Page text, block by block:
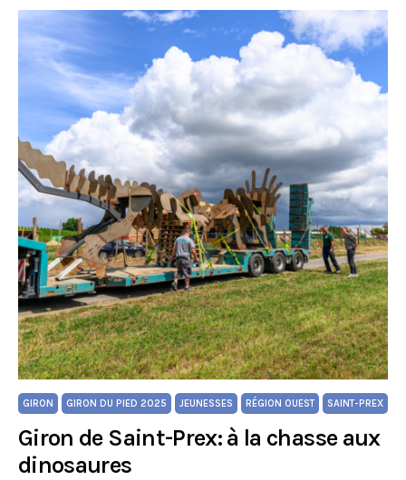
GIRON GIRON DU PIED 2025 JEUNESSES RÉGION OUEST SAINT-PREX
Giron de Saint-Prex: à la chasse aux
dinosaures